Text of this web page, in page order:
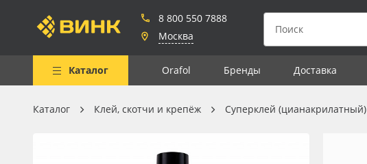
8 800 550 7888
Москва
Каталог Orafol Бренды Доставка
Весь каталог
Каталог Клей, скотчи и крепёж Суперклей (цианакрилатный)